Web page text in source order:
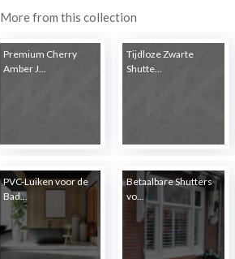
More from this collection
Premium Cherry
Amber J...
Tijdloze Zwarte
Shutte...
PVC-Luiken voor de
Bad...
Betaalbare Shutters
vo...